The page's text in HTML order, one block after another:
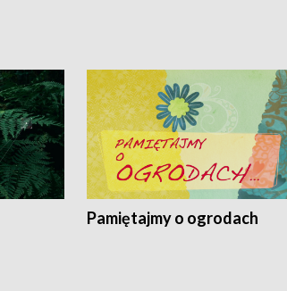
Pamiętajmy o ogrodach